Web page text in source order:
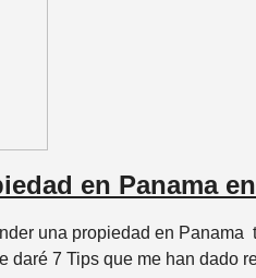
en Panama
una propiedad en
7 Tips que me han dado